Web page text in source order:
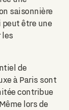
saisonnière
peut être une
les
de
à Paris sont
contribue
lors de